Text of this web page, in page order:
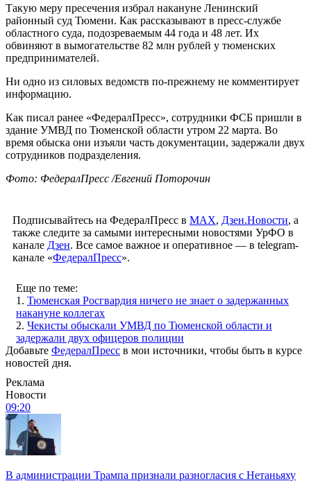
Такую меру пресечения избрал накануне Ленинский
районный суд Тюмени. Как рассказывают в пресс-службе
областного суда, подозреваемым 44 года и 48 лет. Их
обвиняют в вымогательстве 82 млн рублей у тюменских
предпринимателей.
Ни одно из силовых ведомств по-прежнему не комментирует
информацию.
Как писал ранее «ФедералПресс», сотрудники ФСБ пришли в
здание УМВД по Тюменской области утром 22 марта. Во
время обыска они изъяли часть документации, задержали двух
сотрудников подразделения.
Фото: ФедералПресс /Евгений Поторочин
Подписывайтесь на ФедералПресс в МАХ, Дзен.Новости, а
также следите за самыми интересными новостями УрФО в
канале Дзен. Все самое важное и оперативное — в telegram-
канале «ФедералПресс».
Еще по теме:
1. Тюменская Росгвардия ничего не знает о задержанных
накануне коллегах
2. Чекисты обыскали УМВД по Тюменской области и
задержали двух офицеров полиции
Добавьте ФедералПресс в мои источники, чтобы быть в курсе
новостей дня.
Реклама
Новости
09:20
В администрации Трампа признали разногласия с Нетаньяху